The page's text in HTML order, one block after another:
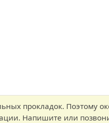
прокладок. Поэтому
Напишите или